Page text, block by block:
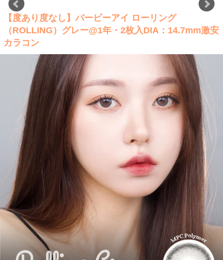
【度あり度なし】バービーアイ ローリング
（ROLLING）グレー@1年・2枚入DIA：14.7mm激安
カラコン